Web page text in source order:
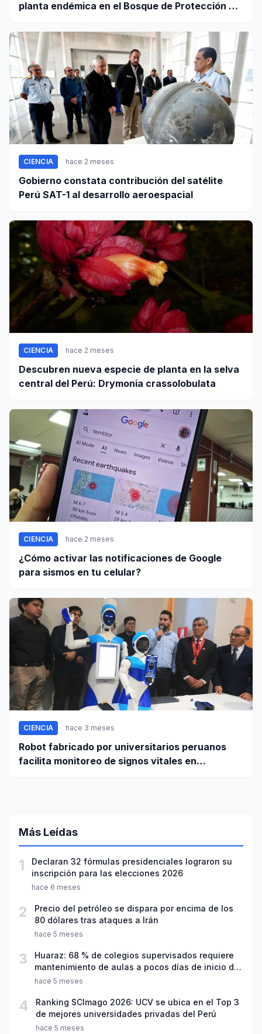
planta endémica en el Bosque de Protección Pui
CIENCIA hace 2 meses
Gobierno constata contribución del satélite
Perú SAT-1 al desarrollo aeroespacial
CIENCIA hace 2 meses
Descubren nueva especie de planta en la selva
central del Perú: Drymonia crassolobulata
CIENCIA hace 2 meses
¿Cómo activar las notificaciones de Google
para sismos en tu celular?
CIENCIA hace 3 meses
Robot fabricado por universitarios peruanos
facilita monitoreo de signos vitales en
Más Leídas
1
Declaran 32 fórmulas presidenciales lograron su
inscripción para las elecciones 2026
hace 6 meses
2
Precio del petróleo se dispara por encima de los
80 dólares tras ataques a Irán
hace 5 meses
3
Huaraz: 68 % de colegios supervisados requiere
mantenimiento de aulas a pocos días de inicio del
año escolar 2026
hace 5 meses
4
Ranking SCImago 2026: UCV se ubica en el Top 3
de mejores universidades privadas del Perú
hace 5 meses